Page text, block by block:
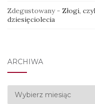
Zdegustowany- Złogi,
dziesięciolecia
ARCHIWA
Archiwa